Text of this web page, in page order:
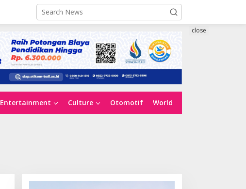
Entertainment Culture Otomotif World
close